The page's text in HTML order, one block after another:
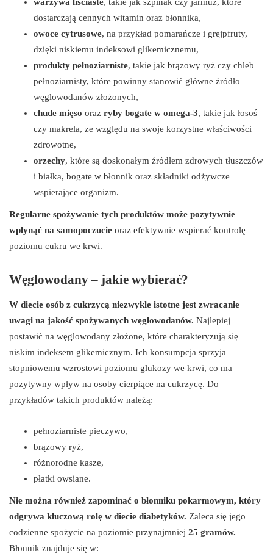
dostarczają cennych witamin oraz błonnika,
owoce cytrusowe, na przykład pomarańcze i grejpfruty,
dzięki niskiemu indeksowi glikemicznemu,
produkty pełnoziarniste, takie jak brązowy ryż czy chleb
pełnoziarnisty, które powinny stanowić główne źródło
węglowodanów złożonych,
chude mięso oraz ryby bogate w omega-3, takie jak łosoś
czy makrela, ze względu na swoje korzystne właściwości
zdrowotne,
orzechy, które są doskonałym źródłem zdrowych tłuszczów
i białka, bogate w błonnik oraz składniki odżywcze
wspierające organizm.
Regularne spożywanie tych produktów może pozytywnie
wpłynąć na samopoczucie oraz efektywnie wspierać kontrolę
poziomu cukru we krwi.
Węglowodany – jakie wybierać?
W diecie osób z cukrzycą niezwykle istotne jest zwracanie
uwagi na jakość spożywanych węglowodanów. Najlepiej
postawić na węglowodany złożone, które charakteryzują się
niskim indeksem glikemicznym. Ich konsumpcja sprzyja
stopniowemu wzrostowi poziomu glukozy we krwi, co ma
pozytywny wpływ na osoby cierpiące na cukrzycę. Do
przykładów takich produktów należą:
pełnoziarniste pieczywo,
brązowy ryż,
różnorodne kasze,
płatki owsiane.
Nie można również zapominać o błonniku pokarmowym, który
odgrywa kluczową rolę w diecie diabetyków. Zaleca się jego
codzienne spożycie na poziomie przynajmniej 25 gramów.
Błonnik znajduje się w: